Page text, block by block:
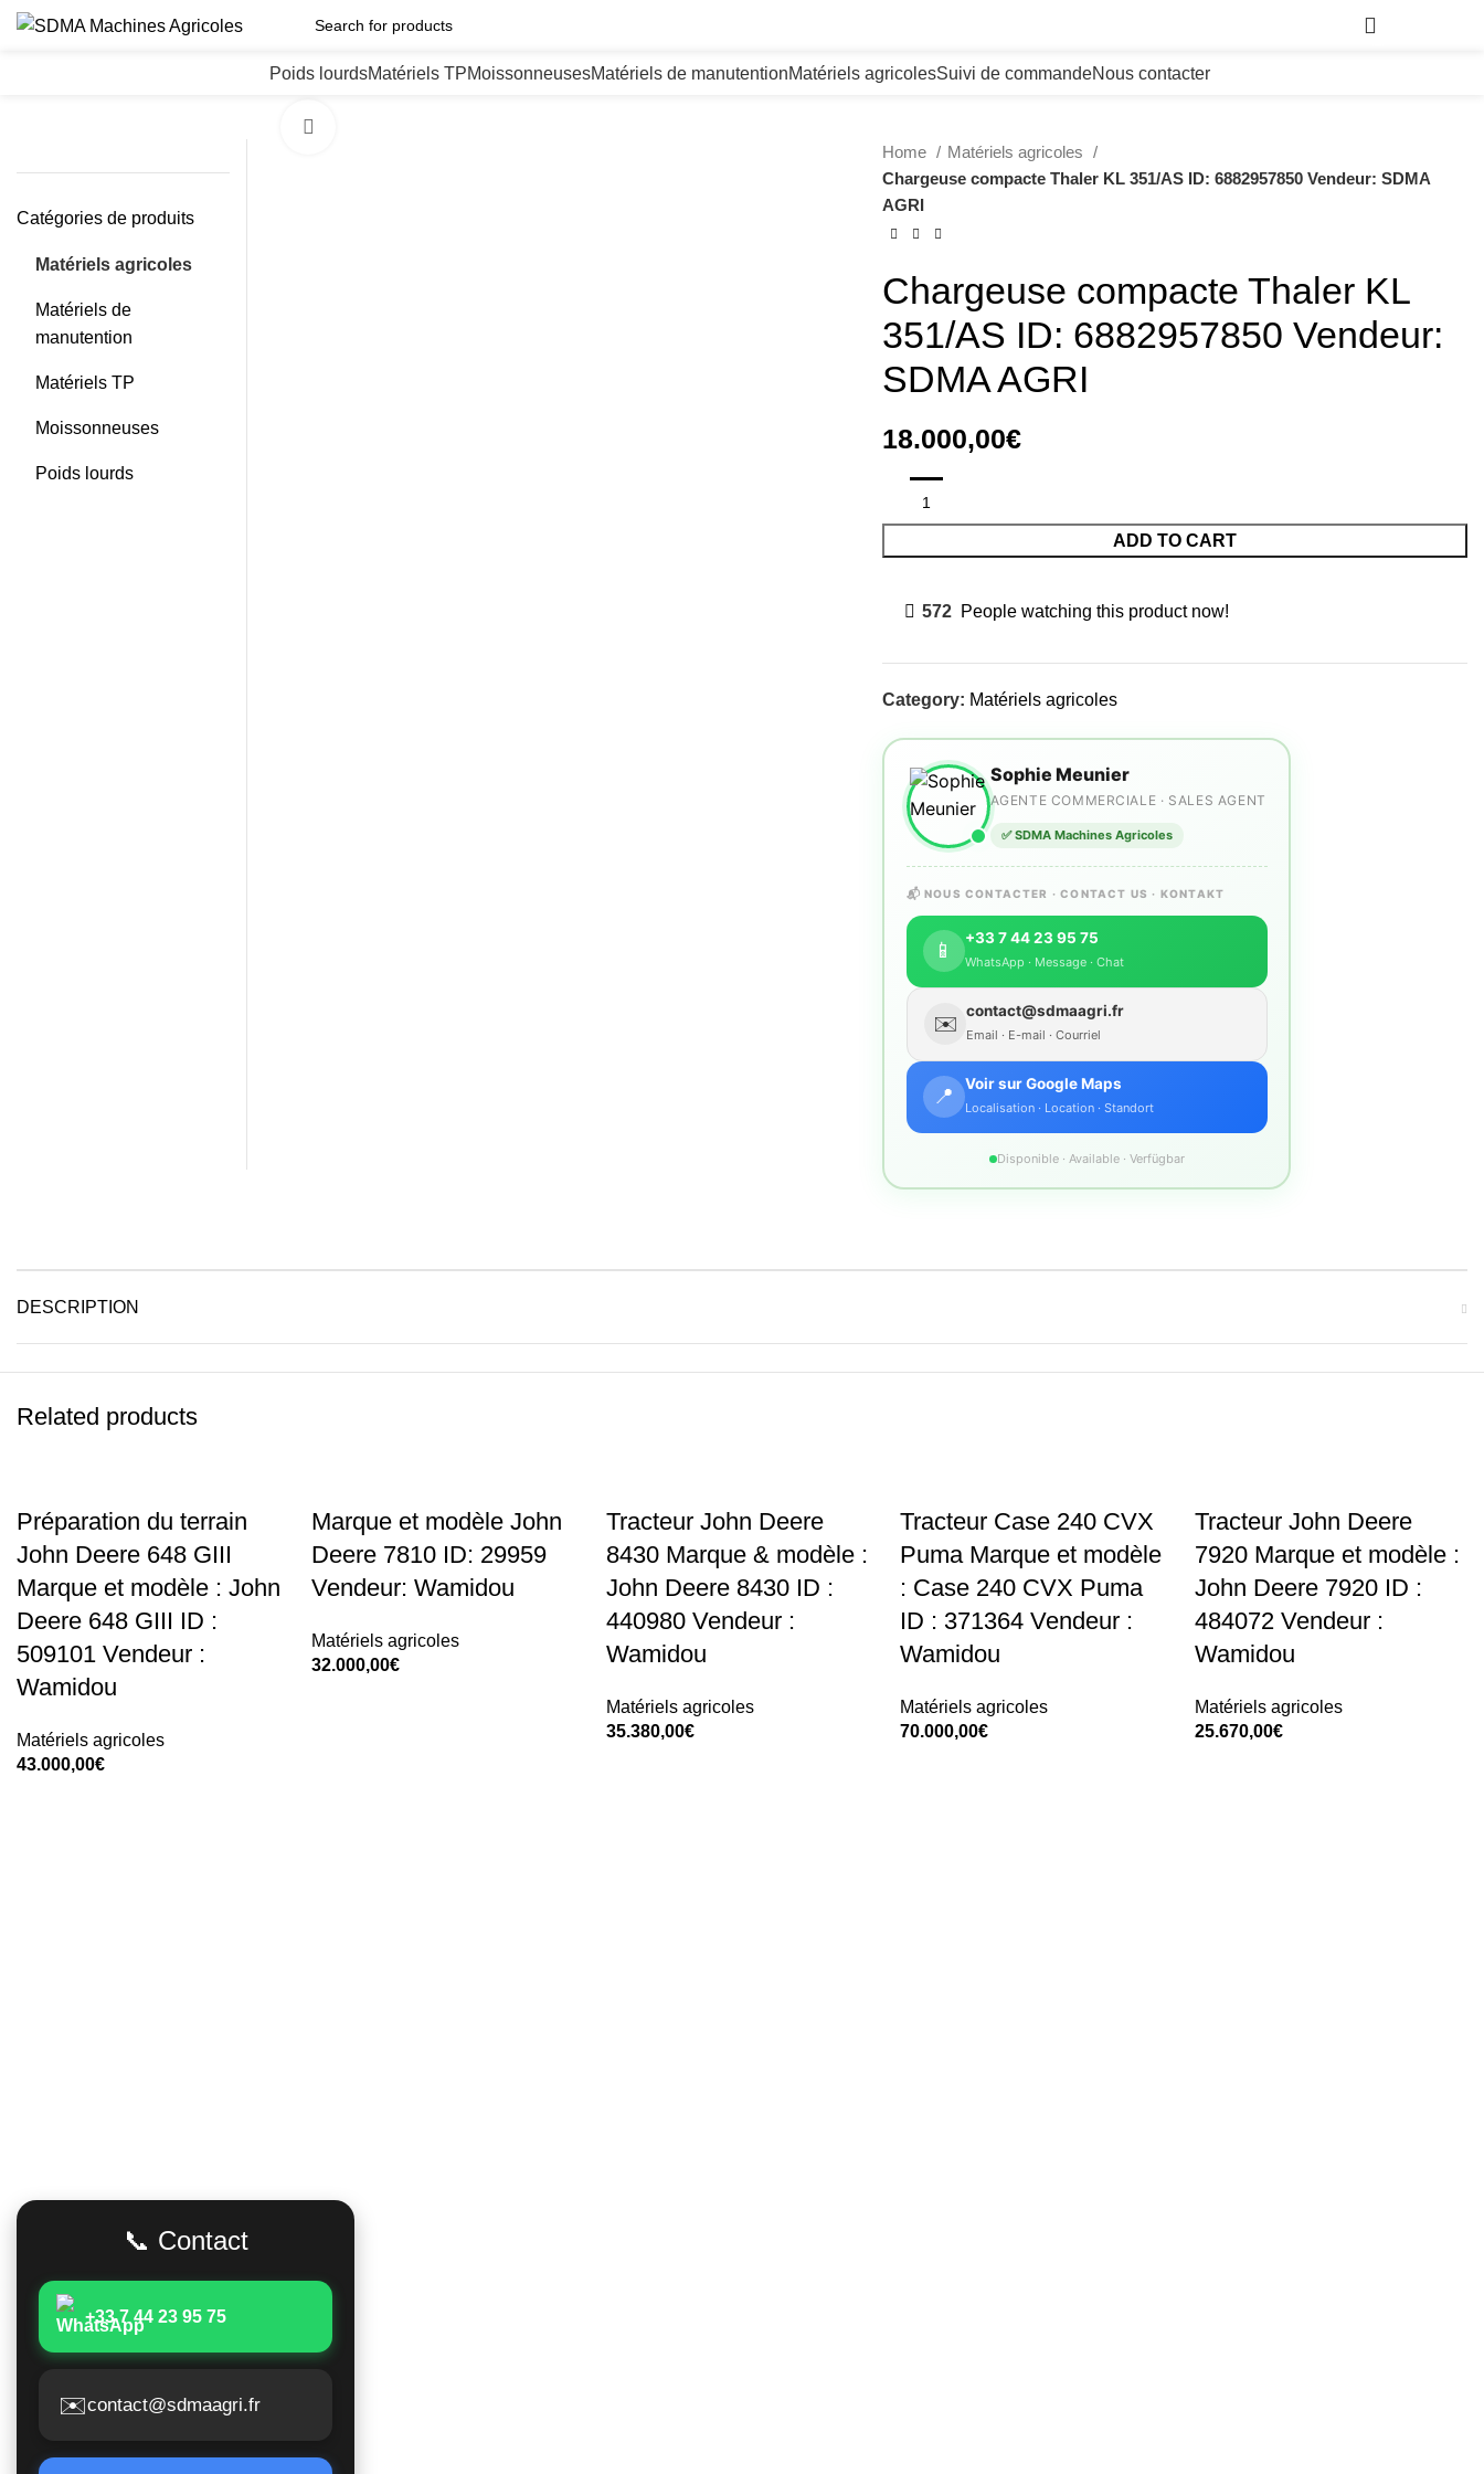
Poids lourdsMatériels TPMoissonneusesMatériels de manutentionMatériels agricolesSuivi de commandeNous contacter
Home
Matériels agricoles
Chargeuse compacte Thaler KL 351/AS ID: 6882957850 Vendeur: SDMA
AGRI
Chargeuse compacte Thaler KL
351/AS ID: 6882957850 Vendeur:
SDMA AGRI
18.000,00€
ADD TO CART
572 People watching this product now!
Category: Matériels agricoles
Sophie Meunier
AGENTE COMMERCIALE · SALES AGENT
✅ SDMA Machines Agricoles
📬 NOUS CONTACTER · CONTACT US · KONTAKT
📱
+33 7 44 23 95 75
WhatsApp · Message · Chat
✉️
contact@sdmaagri.fr
Email · E-mail · Courriel
📍
Voir sur Google Maps
Localisation · Location · Standort
Disponible · Available · Verfügbar
Catégories de produits
Matériels agricoles
Matériels de
manutention
Matériels TP
Moissonneuses
Poids lourds
DESCRIPTION
Related products
Préparation du terrain
John Deere 648 GIII
Marque et modèle : John
Deere 648 GIII ID :
509101 Vendeur :
Wamidou
Matériels agricoles
43.000,00€
Marque et modèle John
Deere 7810 ID: 29959
Vendeur: Wamidou
Matériels agricoles
32.000,00€
Tracteur John Deere
8430 Marque & modèle :
John Deere 8430 ID :
440980 Vendeur :
Wamidou
Matériels agricoles
35.380,00€
Tracteur Case 240 CVX
Puma Marque et modèle
: Case 240 CVX Puma
ID : 371364 Vendeur :
Wamidou
Matériels agricoles
70.000,00€
Tracteur John Deere
7920 Marque et modèle :
John Deere 7920 ID :
484072 Vendeur :
Wamidou
Matériels agricoles
25.670,00€
📞 Contact
+33 7 44 23 95 75
✉️contact@sdmaagri.fr